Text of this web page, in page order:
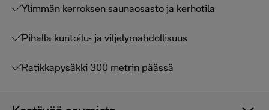
Ylimmän kerroksen saunaosasto ja kerhotila
Pihalla kuntoilu- ja viljelymahdollisuus
Ratikkapysäkki 300 metrin päässä